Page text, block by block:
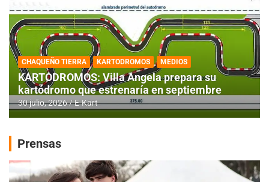
CHAQUEÑO TIERRA KARTODROMOS MEDIOS
KARTODROMOS: Villa Angela prepara su
kartódromo que estrenaría en septiembre
30 julio, 2026 E-Kart
Prensas